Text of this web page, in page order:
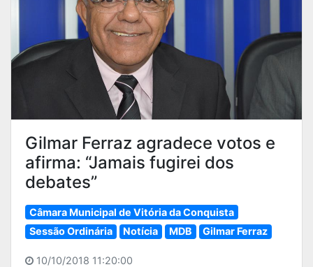
Gilmar Ferraz agradece votos e
afirma: “Jamais fugirei dos
debates”
Câmara Municipal de Vitória da Conquista
Sessão Ordinária
Notícia MDB Gilmar Ferraz
10/10/2018 11:20:00